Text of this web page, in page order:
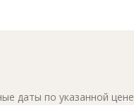
даты по указанной цене